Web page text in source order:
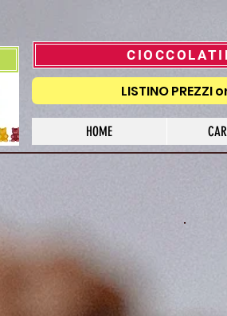
LISTINO PREZZI
HOME
(Incarto e Confezione